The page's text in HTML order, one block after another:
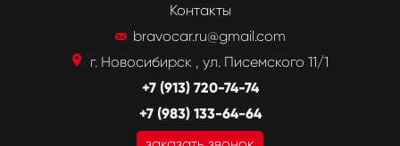
Контакты
bravocar.ru@gmail.com
г. Новосибирск , ул. Писемского 11/1
+7 (913) 720-74-74
+7 (983) 133-64-64